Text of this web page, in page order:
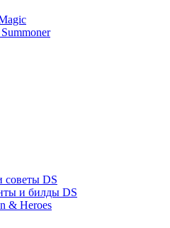
DS
и билды DS
& Heroes